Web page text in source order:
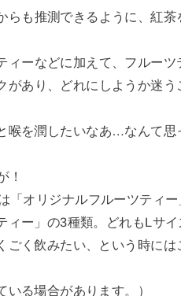
も推測できるように、紅茶
ーなどに加えて、フルー
あり、どれにしようか迷う
喉を潤したいなあ…なんて
！
「オリジナルフルーツティ
ィー」の3種類。どれもLサ
く飲みたい、という時には
る場合があります。）